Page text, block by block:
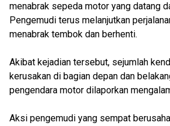
menabrak sepeda motor yang datang
Pengemudi terus melanjutkan
menabrak tembok dan berhenti.
Akibat kejadian tersebut, sejumlah
kerusakan di bagian depan dan
pengendara motor dilaporkan
Aksi pengemudi yang sempat